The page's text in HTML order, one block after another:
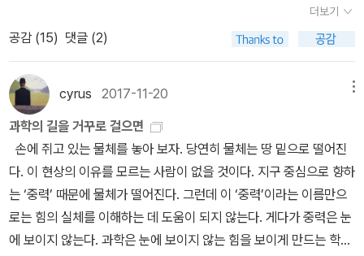
거쳐서 다른 많은 놀라운 결과들을 낳을 걸세. 물리학의 다른 어떠한
분야보다도, 이 분야가 더 중요하고 우선인 것을 보면, 틀림없이 그렇
게 될 것 같네. ― 본문에서 물체의 강도와 운동에 관한 갈릴레오의
빛나는 아이디어를 발전시킨 사람은 뉴턴이었다. 뉴턴은 무한의 개념
을 더 깊이 파고 들어가 미적분이라는 새로운 수학적 분석 도구를 내
놓았다. 또한 뉴턴은 『프린키피아』에서 갈릴레오가 설명한 물체의 운
동 법칙을 모태로 하여 관성의 법칙, 가속도의 법칙, 작용?반작용의
법칙을 이론화했다. 그리고 세상의 모든 물체들 사이에는 거리의 제
곱에 반비례하는 힘이 작용한다는 만유인력의 법칙을 세움으로써 고
전 역학의 문을 열어젖혔다. 물리학의 탄생을 우주 대폭발 사건에 비
유한다면 갈릴레오의 『새로운 두 과학』은 대폭발 전에 존재한 ‘우주
변의 진실 앞에서 마냥 침묵할 수는 없었던지, 1992년에 정식으로 자
신들의 잘못을 인정하고 갈릴레오를 복권시켰다. 피사에서 태어난
미를 느껴 수학자의 길을 걷게 된다. 피사 대학에서 수학 교수로 지내
던 갈릴레오는 천문학에 뛰어들기 전부터 물체의 온갖 운동에 대해
특별한 관심을 느껴 온갖 실험과 관찰에 몰두하게 된다. - 피사의 사
탑으로 유명한 피사. 갈릴레오는 피사 대학교에서 수학을 가르쳤
다. 피사의 사탑에서 무게가 다른 쇠공을 떨어트린 실험이 가장 대표
적이었다. 그 실험을 통해 물체의 자유낙하 법칙을 발견함으로써 2,0
00년 가까이 인정받던 아리스토텔레스의 역학이 틀렸음을 증명한 그
는 아리스토텔레스의 권위에 도전했다는 이유로 도리어 피사 대학에
더보기
공감 (15) 댓글 (2)
cyrus 2017-11-20
과학의 길을 거꾸로 걸으면
손에 쥐고 있는 물체를 놓아 보자. 당연히 물체는 땅 밑으로 떨어진
다. 이 현상의 이유를 모르는 사람이 없을 것이다. 지구 중심으로 향하
는 ‘중력’ 때문에 물체가 떨어진다. 그런데 이 ‘중력’이라는 이름만으
로는 힘의 실체를 이해하는 데 도움이 되지 않는다. 게다가 중력은 눈
에 보이지 않는다. 과학은 눈에 보이지 않는 힘을 보이게 만드는 학문